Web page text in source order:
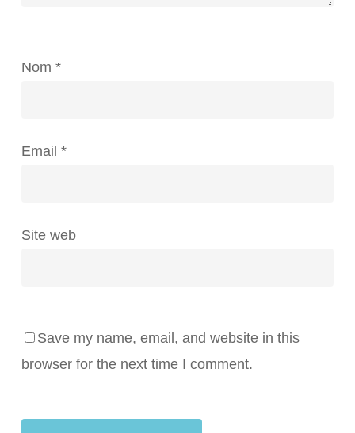
Nom *
Email *
Site web
Save my name, email, and website in this
browser for the next time I comment.